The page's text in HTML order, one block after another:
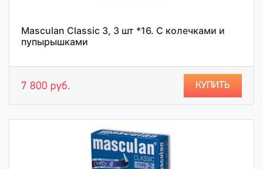
Masculan Classic 3, 3 шт *16. С колечками и
пупырышками
7 800 руб. КУПИТЬ